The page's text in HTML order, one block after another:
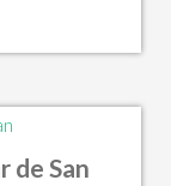
de San